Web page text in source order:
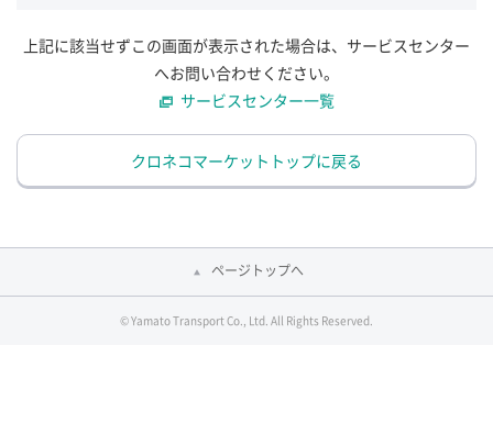
上記に該当せずこの画面が表示された場合は、サービスセンター
へお問い合わせください。
サービスセンター一覧
クロネコマーケットトップに戻る
ページトップへ
© Yamato Transport Co., Ltd. All Rights Reserved.